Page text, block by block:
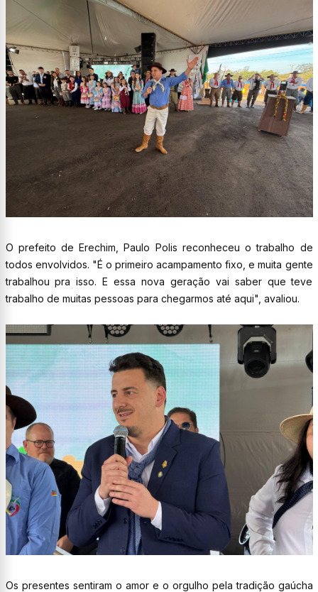
O prefeito de Erechim, Paulo Polis reconheceu o trabalho de
todos envolvidos. "É o primeiro acampamento fixo, e muita gente
trabalhou pra isso. E essa nova geração vai saber que teve
trabalho de muitas pessoas para chegarmos até aqui", avaliou.
Os presentes sentiram o amor e o orgulho pela tradição gaúcha